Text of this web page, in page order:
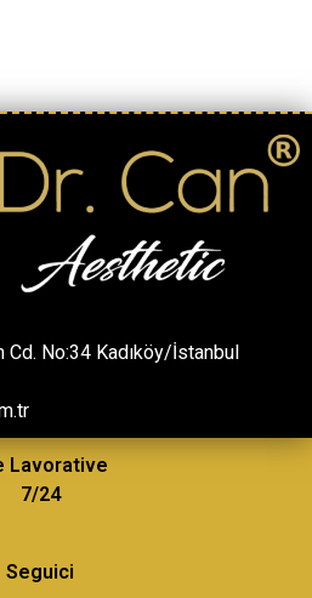
Cd. No:34 Kadıköy/İstanbul
Lavorative
7/24
Seguici